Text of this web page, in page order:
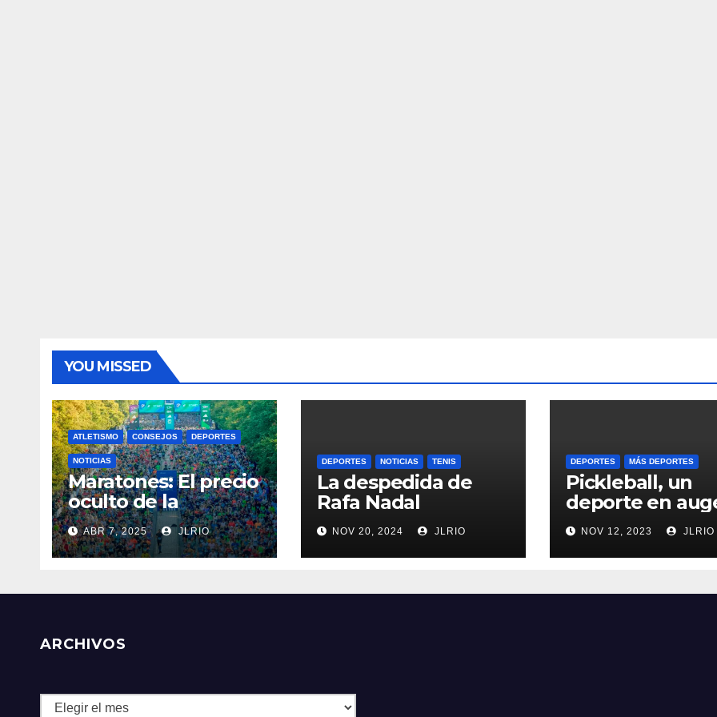
YOU MISSED
ATLETISMO CONSEJOS DEPORTES
NOTICIAS
Maratones: El precio
oculto de la
resistencia
ABR 7, 2025 JLRIO
DEPORTES NOTICIAS TENIS
La despedida de
Rafa Nadal
NOV 20, 2024 JLRIO
DEPORTES MÁS DEPORTES
Pickleball, un
deporte en
NOV 12, 2023 JLRIO
ARCHIVOS
Archivos